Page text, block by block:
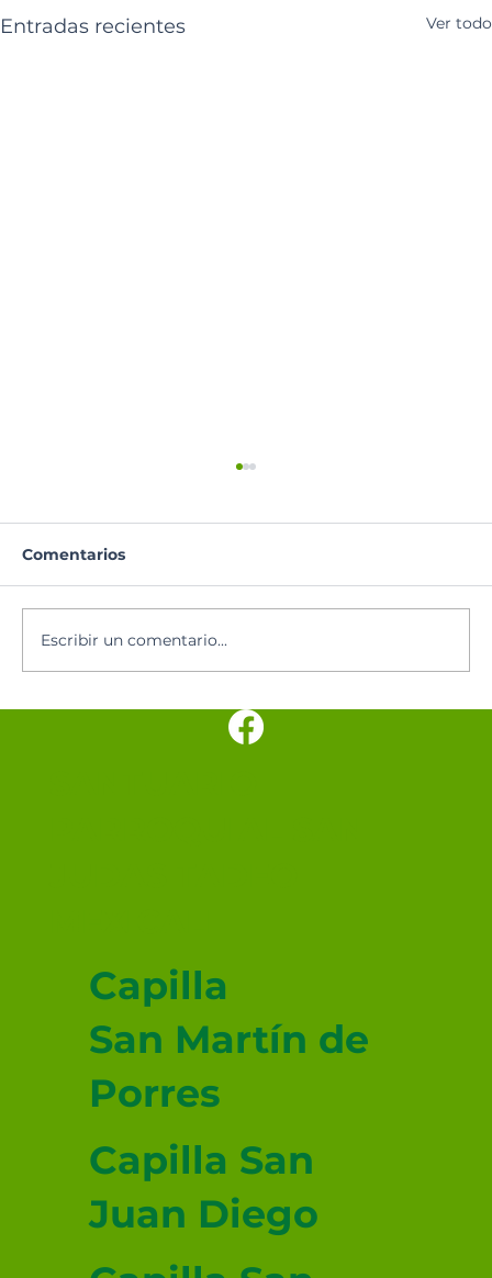
Entradas recientes Ver todo
Comentarios
Escribir un comentario...
Capilla
San Martín de
Porres
Capilla San
Juan Diego